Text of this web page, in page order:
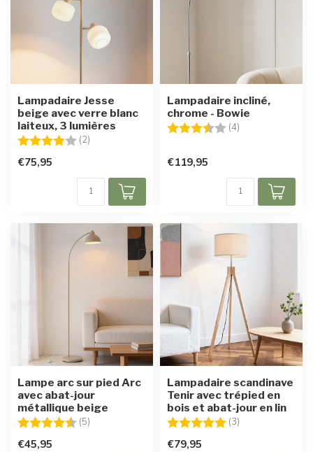
Lampadaire Jesse
beige avec verre blanc
laiteux, 3 lumières
Note:
(2)
€75,95
Lampadaire incliné,
chrome - Bowie
Note:
(4)
€119,95
Lampe arc sur pied Arc
avec abat-jour
métallique beige
Note:
(5)
€45,95
Lampadaire scandinave
Tenir avec trépied en
bois et abat-jour en lin
Note:
(3)
€79,95